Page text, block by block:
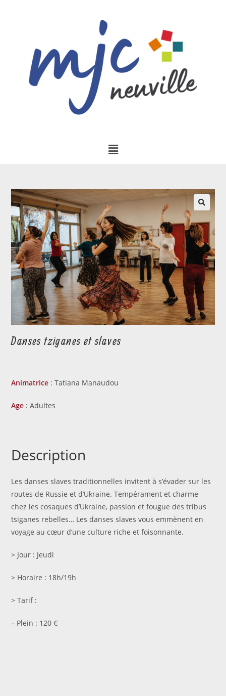
Danses tziganes et slaves
Animatrice : Tatiana Manaudou
Age : Adultes
Description
Les danses slaves traditionnelles invitent à s’évader sur les
routes de Russie et d’Ukraine. Tempérament et charme
chez les cosaques d’Ukraine, passion et fougue des tribus
tsiganes rebelles… Les danses slaves vous emmènent en
voyage au cœur d’une culture riche et foisonnante.
> Jour : Jeudi
> Horaire : 18h/19h
> Tarif :
– Plein : 120 €